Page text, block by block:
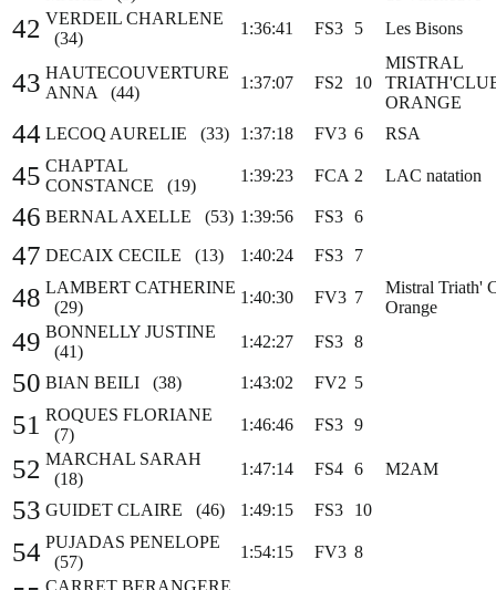
42 VERDEIL CHARLENE
(34)
1:36:41 FS3 5 Les Bisons
43 HAUTECOUVERTURE
ANNA (44)
1:37:07 FS2 10
MISTRAL
ORANGE
44 LECOQ AURELIE (33) 1:37:18 FV3 6 RSA
45 CHAPTAL
CONSTANCE (19)
1:39:23 FCA 2 LAC natation
46 BERNAL AXELLE (53) 1:39:56 FS3 6
47 DECAIX CECILE (13) 1:40:24 FS3 7
48 LAMBERT CATHERINE
(29)
1:40:30 FV3 7
Mistral Triath'
Orange
49 BONNELLY JUSTINE
(41)
1:42:27 FS3 8
50 BIAN BEILI (38) 1:43:02 FV2 5
51 ROQUES FLORIANE
(7)
1:46:46 FS3 9
52 MARCHAL SARAH
(18)
1:47:14 FS4 6 M2AM
53 GUIDET CLAIRE (46) 1:49:15 FS3 10
54 PUJADAS PENELOPE
(57)
1:54:15 FV3 8
CARRET BERANGERE